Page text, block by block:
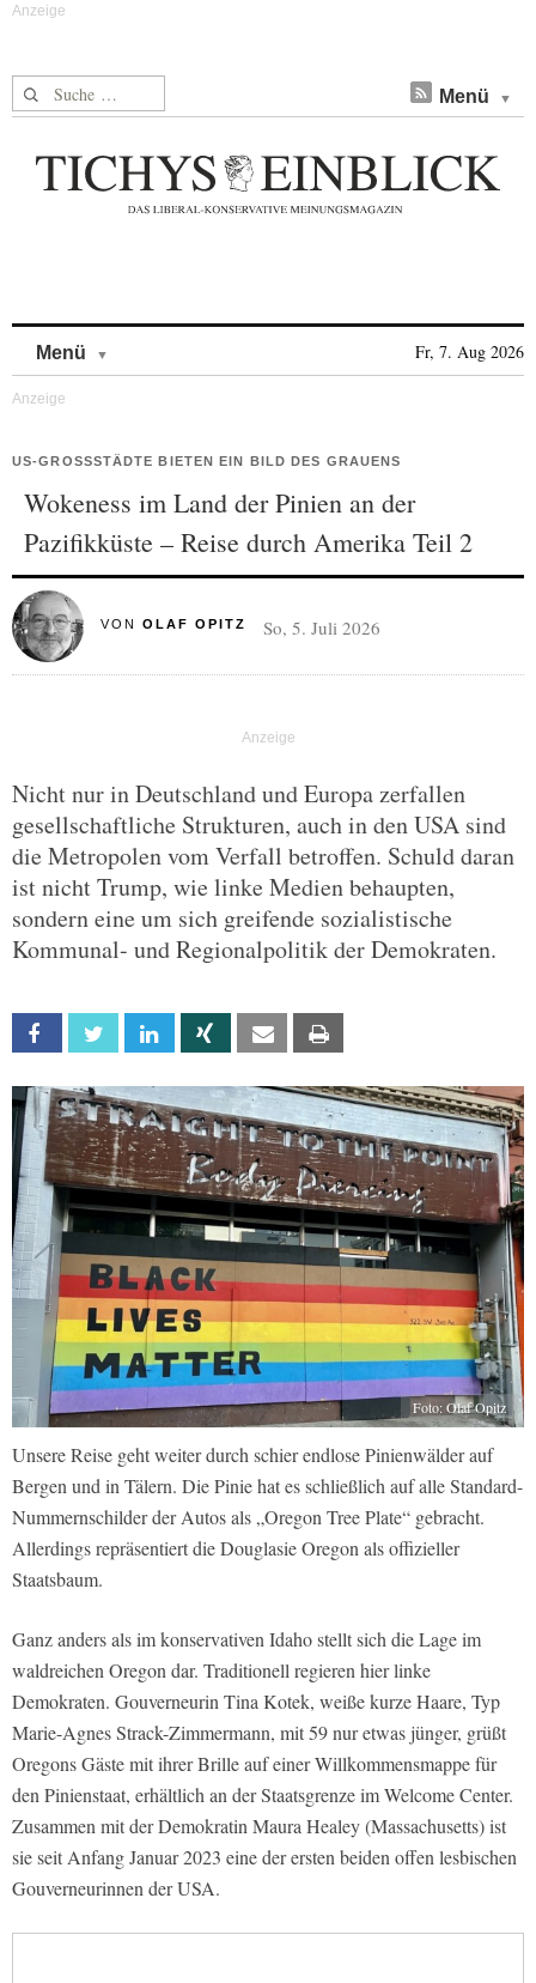
Suche nach: Menü
Menü Fr, 7. Aug 2026
US-GROSSSTÄDTE BIETEN EIN BILD DES GRAUENS
Wokeness im Land der Pinien an der
Pazifikküste – Reise durch Amerika Teil 2
VON OLAF OPITZ So, 5. Juli 2026
Nicht nur in Deutschland und Europa zerfallen
gesellschaftliche Strukturen, auch in den USA sind
die Metropolen vom Verfall betroffen. Schuld daran
ist nicht Trump, wie linke Medien behaupten,
sondern eine um sich greifende sozialistische
Kommunal- und Regionalpolitik der Demokraten.
Facebook Twitter Linkedin Xing Email
Foto: Olaf Opitz
Unsere Reise geht weiter durch schier endlose Pinienwälder auf
Bergen und in Tälern. Die Pinie hat es schließlich auf alle Standard-
Nummernschilder der Autos als „Oregon Tree Plate“ gebracht.
Allerdings repräsentiert die Douglasie Oregon als offizieller
Staatsbaum.
Ganz anders als im konservativen Idaho stellt sich die Lage im
waldreichen Oregon dar. Traditionell regieren hier linke
Demokraten. Gouverneurin Tina Kotek, weiße kurze Haare, Typ
Marie-Agnes Strack-Zimmermann, mit 59 nur etwas jünger, grüßt
Oregons Gäste mit ihrer Brille auf einer Willkommensmappe für
den Pinienstaat, erhältlich an der Staatsgrenze im Welcome Center.
Zusammen mit der Demokratin Maura Healey (Massachusetts) ist
sie seit Anfang Januar 2023 eine der ersten beiden offen lesbischen
Gouverneurinnen der USA.